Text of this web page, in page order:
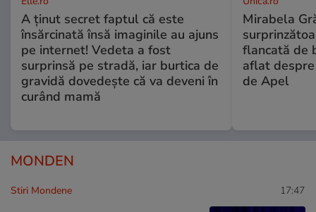
A ținut secret faptul că este
însărcinată însă imaginile au ajuns
pe internet! Vedeta a fost
surprinsă pe stradă, iar burtica de
gravidă dovedește că va deveni în
curând mamă
Mirabela
flancată de
aflat
de Apel
MONDEN
Stiri Mondene 17:47